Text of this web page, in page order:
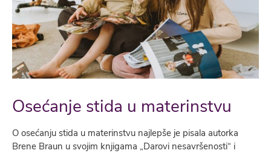
Osećanje stida u materinstvu
O osećanju stida u materinstvu najlepše je pisala autorka
Brene Braun u svojim knjigama „Darovi nesavršenosti“ i